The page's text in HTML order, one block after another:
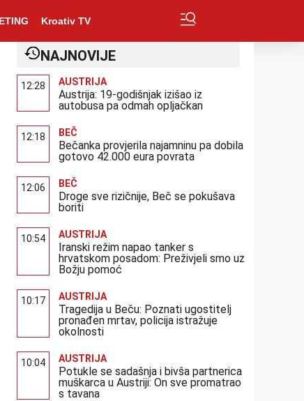
Kroativ TV
NAJNOVIJE
12:28 AUSTRIJA
Austrija: 19-godišnjak izišao iz
autobusa pa odmah opljačkan
12:18 BEČ
Bečanka provjerila najamninu pa dobila
gotovo 42.000 eura povrata
12:06 BEČ
Droge sve rizičnije, Beč se pokušava
boriti
10:54 AUSTRIJA
Iranski režim napao tanker s
hrvatskom posadom: Preživjeli smo uz
Božju pomoć
10:17 AUSTRIJA
Tragedija u Beču: Poznati ugostitelj
pronađen mrtav, policija istražuje
okolnosti
10:04 AUSTRIJA
Potukle se sadašnja i bivša partnerica
muškarca u Austriji: On sve promatrao
s tavana